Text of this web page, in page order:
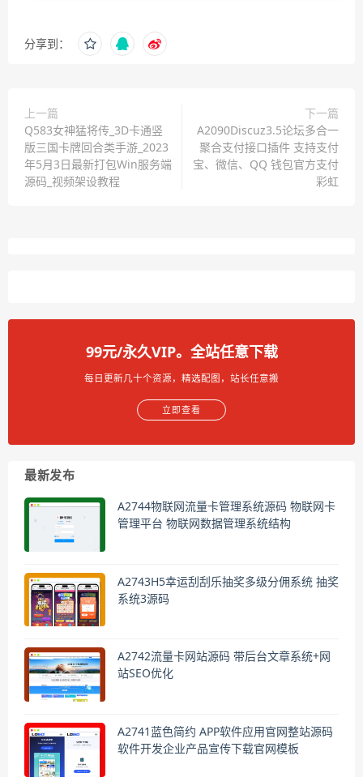
分享到：
上一篇
Q583女神猛将传_3D卡通竖
版三国卡牌回合类手游_2023
年5月3日最新打包Win服务端
源码_视频架设教程
下一篇
A2090Discuz3.5论坛多合一
聚合支付接口插件 支持支付
宝、微信、QQ 钱包官方支付
彩虹
99元/永久VIP。全站任意下载
每日更新几十个资源，精选配图，站长任意搬
立即查看
最新发布
A2744物联网流量卡管理系统源码 物联网卡
管理平台 物联网数据管理系统结构
A2743H5幸运刮刮乐抽奖多级分佣系统 抽奖
系统3源码
A2742流量卡网站源码 带后台文章系统+网
站SEO优化
A2741蓝色简约 APP软件应用官网整站源码
软件开发企业产品宣传下载官网模板